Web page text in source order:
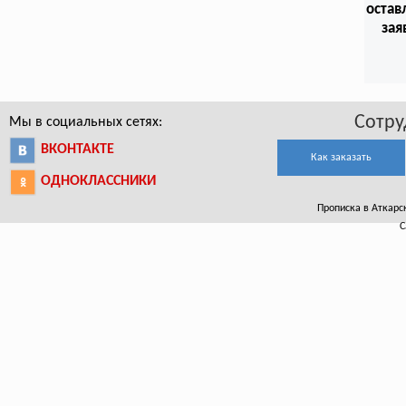
Мы в социальных сетях:
ВКОНТАКТЕ
ОДНОКЛАССНИКИ
Как заказать
Прописка в